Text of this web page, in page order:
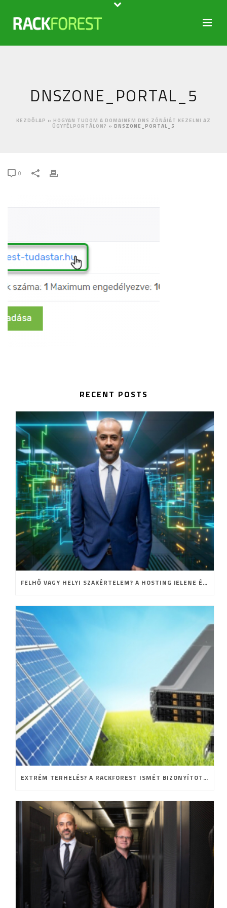
DNSZONE_PORTAL_5
KEZDŐLAP » HOGYAN TUDOM A DOMAINEM DNS ZÓNÁJÁT KEZELNI AZ
ÜGYFÉLPORTÁLON? » DNSZONE_PORTAL_5
0
RECENT POSTS
FELHŐ VAGY HELYI SZAKÉRTELEM? A HOSTING JELENE ÉS JÖVŐJE
EXTRÉM TERHELÉS? A RACKFOREST ISMÉT BIZONYÍTOTT!